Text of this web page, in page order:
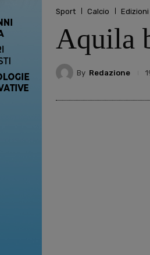
Sport Calcio
Aquila
By Redazione